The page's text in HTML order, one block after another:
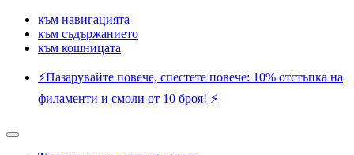
към навигацията
към съдържанието
към кошницата
⚡️Пазарувайте повече, спестете повече: 10% отстъпка на
филаменти и смоли от 10 броя! ⚡️